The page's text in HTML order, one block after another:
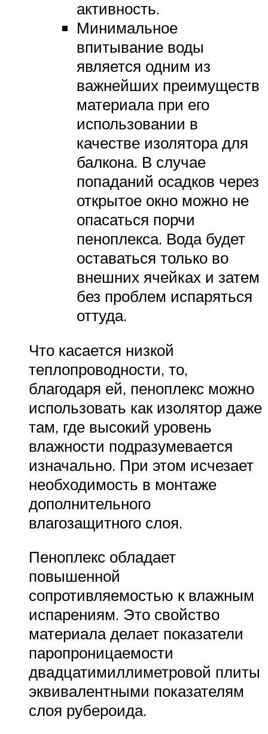
активность.
Минимальное
впитывание воды
является одним из
важнейших преимуществ
материала при его
использовании в
качестве изолятора для
балкона. В случае
попаданий осадков через
открытое окно можно не
опасаться порчи
пеноплекса. Вода будет
оставаться только во
внешних ячейках и затем
без проблем испаряться
оттуда.
Что касается низкой
теплопроводности, то,
благодаря ей, пеноплекс можно
использовать как изолятор даже
там, где высокий уровень
влажности подразумевается
изначально. При этом исчезает
необходимость в монтаже
дополнительного
влагозащитного слоя.
Пеноплекс обладает
повышенной
сопротивляемостью к влажным
испарениям. Это свойство
материала делает показатели
паропроницаемости
двадцатимиллиметровой плиты
эквивалентными показателям
слоя рубероида.